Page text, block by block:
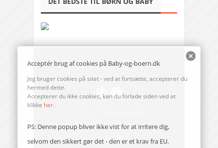
Send en mail til redaktionen
Acceptér brug af cookies på Baby-og-boern.dk
Jeg bruger cookies på sitet - ved at fortsætte, accepterer du
hermed dette.
Accepterer du ikke cookies, kan du forlade siden ved at
klikke her.
PS: Denne popup bliver ikke vist for at irritere dig,
selvom den sikkert gør det - den er et krav fra EU.